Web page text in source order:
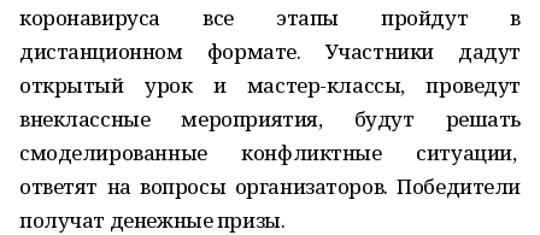
коронавируса все этапы пройдут в
дистанционном формате. Участники дадут
открытый урок и мастер-классы, проведут
внеклассные мероприятия, будут решать
смоделированные конфликтные ситуации,
ответят на вопросы организаторов. Победители
получат денежные призы.